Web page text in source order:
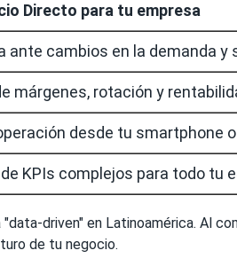
Directo para tu empresa
ante cambios en la demanda y
márgenes, rotación y
desde tu smartphone
KPIs complejos para todo tu
driven" en Latinoamérica. Al
de tu negocio.